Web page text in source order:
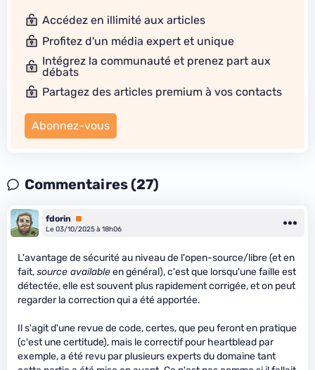
Accédez en illimité aux articles
Profitez d'un média expert et unique
Intégrez la communauté et prenez part aux
débats
Partagez des articles premium à vos contacts
Abonnez-vous
Commentaires (27)
fdorin
Premium
Le 03/10/2025 à 18h06
L'avantage de sécurité au niveau de l'open-source/libre (et en
fait,source availableen général), c'est que lorsqu'une faille est
détectée, elle est souvent plus rapidement corrigée, et on peut
regarder la correction qui a été apportée.
Il s'agit d'une revue de code, certes, que peu feront en pratique
(c'est une certitude), mais le correctif pour heartblead par
exemple, a été revu par plusieurs experts du domaine tant